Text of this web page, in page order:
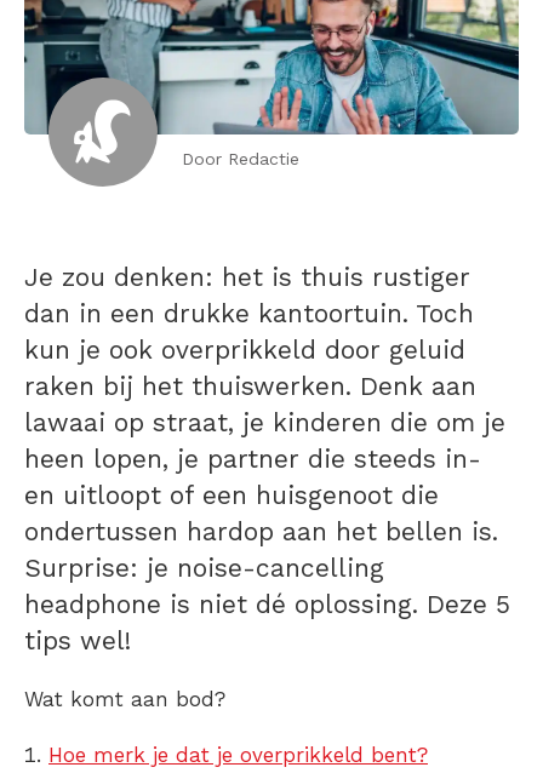
Door Redactie
Je zou denken: het is thuis rustiger
dan in een drukke kantoortuin. Toch
kun je ook overprikkeld door geluid
raken bij het thuiswerken. Denk aan
lawaai op straat, je kinderen die om je
heen lopen, je partner die steeds in-
en uitloopt of een huisgenoot die
ondertussen hardop aan het bellen is.
Surprise: je noise-cancelling
headphone is niet dé oplossing. Deze 5
tips wel!
Wat komt aan bod?
Hoe merk je dat je overprikkeld bent?